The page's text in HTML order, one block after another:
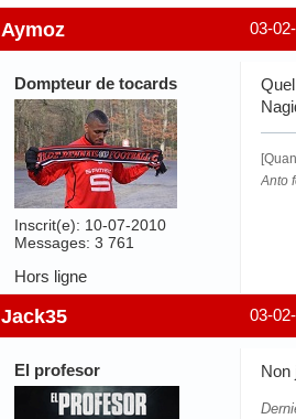
03-
Aymoz
Dompteur de tocards
Inscrit(e): 10-07-2010
Messages: 3 761
Anto
Hors ligne
03-
Jack35
El profesor Non